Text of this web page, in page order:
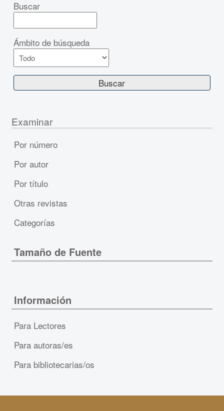
Buscar
Ámbito de búsqueda
Examinar
Por número
Por autor
Por título
Otras revistas
Categorías
Tamaño de Fuente
Información
Para Lectores
Para autoras/es
Para bibliotecarias/os